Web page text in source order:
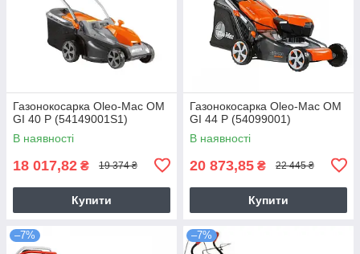
Газонокосарка Oleo-Mac OM
GI 40 P (54149001S1)
В наявності
18 017,82 ₴ 19 374 ₴
Купити
Газонокосарка Oleo-Mac OM
GI 44 P (54099001)
В наявності
20 873,85 ₴ 22 445 ₴
Купити
–7% –7%